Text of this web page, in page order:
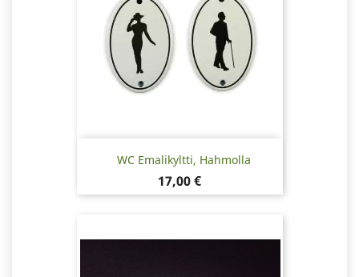
WC Emalikyltti, Hahmolla
Hinta
17,00 €